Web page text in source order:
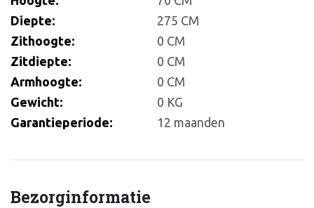
Diepte:
275 CM
Zithoogte:
0 CM
Zitdiepte:
0 CM
Armhoogte:
0 CM
Gewicht:
0 KG
Garantieperiode:
12 maanden
Bezorginformatie